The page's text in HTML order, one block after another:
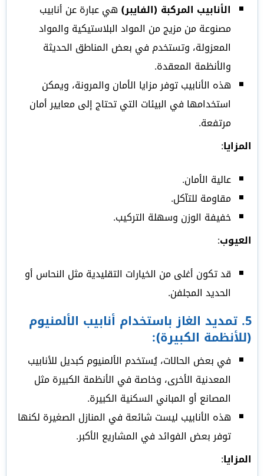
الأنابيب المركبة (الفايبر) هي عبارة عن أنابيب
مصنوعة من مزيج من المواد البلاستيكية والمواد
المعزولة، وتستخدم في بعض المناطق الحديثة
والأنظمة المعقدة.
هذه الأنابيب توفر مزايا الأمان والمرونة، ويمكن
استخدامها في البيئات التي تحتاج إلى معايير أمان
مرتفعة.
المزايا:
عالية الأمان.
مقاومة للتآكل.
خفيفة الوزن وسهلة التركيب.
العيوب:
قد تكون أغلى من الخيارات التقليدية مثل النحاس أو
الحديد المجلفن.
5. تمديد الغاز باستخدام أنابيب الألمنيوم
(للأنظمة الكبيرة):
في بعض الحالات، يُستخدم الألمنيوم كبديل للأنابيب
المعدنية الأخرى، وخاصة في الأنظمة الكبيرة مثل
المصانع أو المباني السكنية الكبيرة.
هذه الأنابيب ليست شائعة في المنازل الصغيرة لكنها
توفر بعض الفوائد في المشاريع الأكبر.
المزايا: